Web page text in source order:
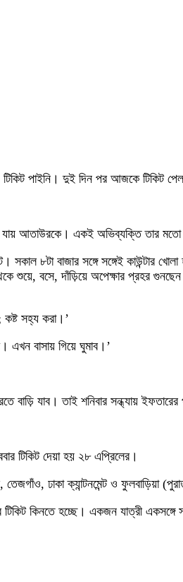
টিকিট পাইনি। দুই দিন পর আজকে টিকিট
যায় আতাউরকে। একই অভিব্যক্তি তার
৮টা বাজার সঙ্গে সঙ্গেই কাউন্টার
শুয়ে, বসে, দাঁড়িয়ে অপেক্ষার প্রহর
সহ্য করা।’
এখন বাসায় গিয়ে ঘুমাব।’
বাড়ি যাব। তাই শনিবার সন্ধ্যায়
টিকিট দেয়া হয় ২৮ এপ্রিলের।
তেজগাঁও, ঢাকা ক্যান্টনমেন্ট ও ফুলবাড়িয়া
কিনতে হচ্ছে। একজন যাত্রী একসঙ্গে